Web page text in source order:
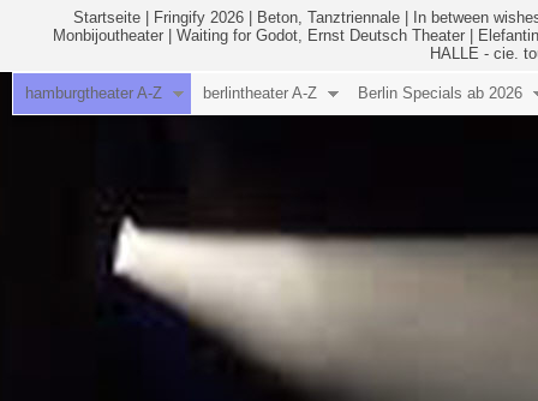
Startseite Fringify 2026 Beton, Tanztriennale
In between
Monbijoutheater
Waiting for Godot, Ernst Deutsch Theater
HALLE - cie.
hamburgtheater A-Z berlintheater A-Z Berlin Specials ab 2026